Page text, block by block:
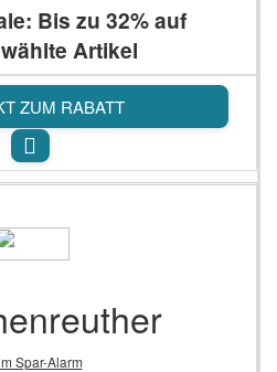
Bis zu 32% auf
Artikel
ZUM RABATT
Spar-Alarm